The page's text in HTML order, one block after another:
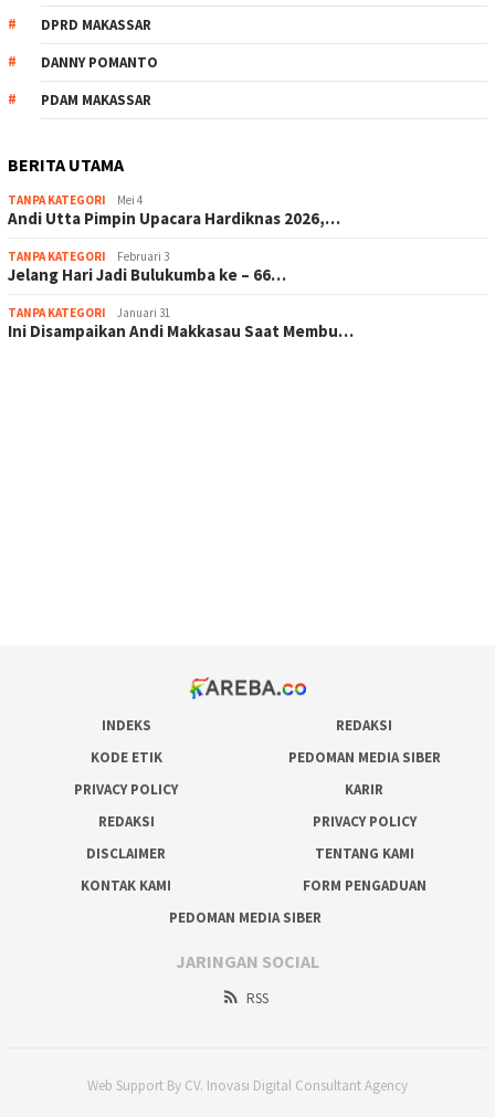
DPRD MAKASSAR
DANNY POMANTO
PDAM MAKASSAR
BERITA UTAMA
TANPA KATEGORI Mei 4
Andi Utta Pimpin Upacara Hardiknas 2026,…
TANPA KATEGORI Februari 3
Jelang Hari Jadi Bulukumba ke – 66…
TANPA KATEGORI Januari 31
Ini Disampaikan Andi Makkasau Saat Membu…
INDEKS
REDAKSI
KODE ETIK
PEDOMAN MEDIA SIBER
PRIVACY POLICY
KARIR
REDAKSI
PRIVACY POLICY
DISCLAIMER
TENTANG KAMI
KONTAK KAMI
FORM PENGADUAN
PEDOMAN MEDIA SIBER
JARINGAN SOCIAL
RSS
Web Support By CV. Inovasi Digital Consultant Agency